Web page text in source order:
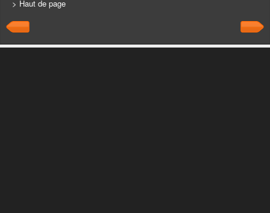
> Haut de page